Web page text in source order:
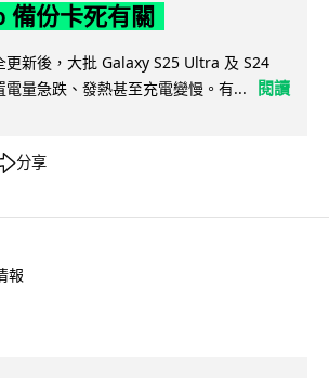
份卡死有關
新後，大批 Galaxy S25 Ultra 及 S24
量急跌、發熱甚至充電變慢。有...
閱讀
分享
報